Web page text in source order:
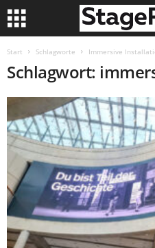
Start Schlagworte Immersive
Schlagwort: